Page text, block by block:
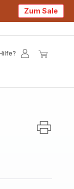
Zum Sale
Mein